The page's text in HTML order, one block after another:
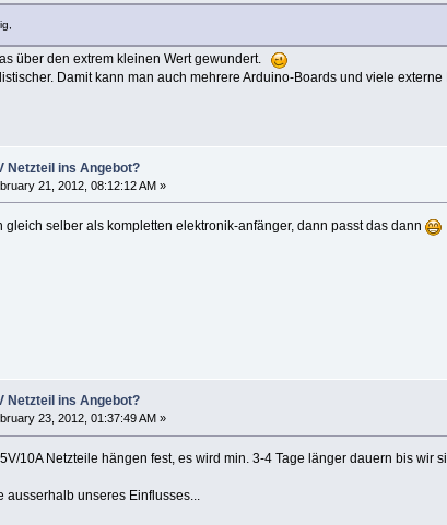
über den extrem kleinen Wert gewundert.
Damit kann man auch mehrere Arduino-Boards und viele externe
Netzteil ins Angebot?
21, 2012, 08:12:12 AM »
gleich selber als kompletten elektronik-anfänger, dann passt das dann
Netzteil ins Angebot?
23, 2012, 01:37:49 AM »
10A Netzteile hängen fest, es wird min. 3-4 Tage länger dauern bis
ausserhalb unseres Einflusses...